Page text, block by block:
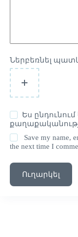
Ներբեռնել
Ես
Save my name,
the next time I
Ուղարկել